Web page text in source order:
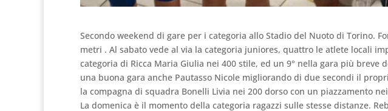
Secondo weekend di gare per i categoria allo Stadio del Nuoto di Torino.
metri . Al sabato vede al via la categoria juniores, quattro le atlete locali
categoria di Ricca Maria Giulia nei 400 stile, ed un 9° nella gara più breve
una buona gara anche Pautasso Nicole migliorando di due secondi il
la compagna di squadra Bonelli Livia nei 200 dorso con un piazzamento
La domenica è il momento della categoria ragazzi sulle stesse distanze.